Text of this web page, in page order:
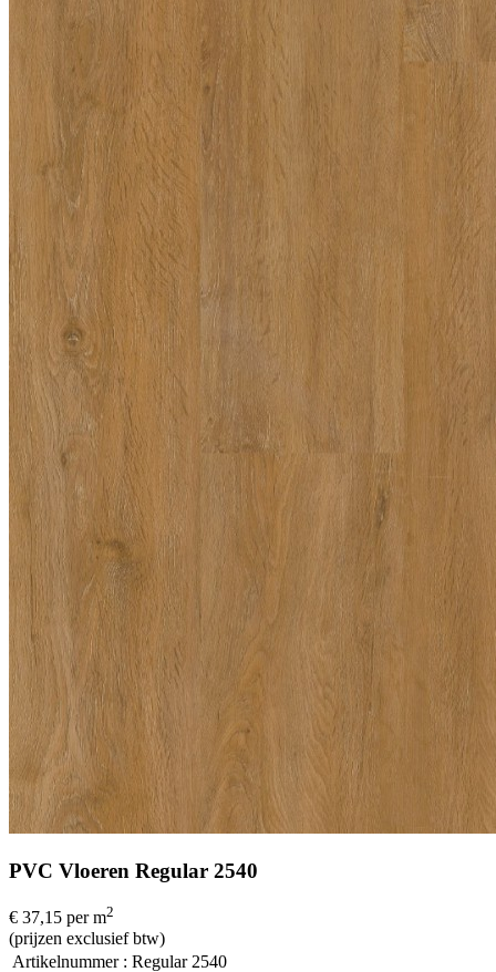
PVC Vloeren Regular 2540
€ 37,15 per m2
(prijzen exclusief btw)
Artikelnummer : Regular 2540